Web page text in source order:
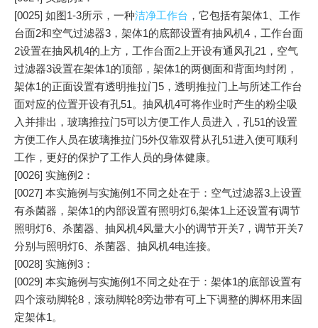
[0025] 如图1-3所示，一种洁净工作台 ，它包括有架体1、工作
台面2和空气过滤器3，架体1的底部设置有抽风机4，工作台面
2设置在抽风机4的上方，工作台面2上开设有通风孔21，空气
过滤器3设置在架体1的顶部，架体1的两侧面和背面均封闭，
架体1的正面设置有透明推拉门5，透明推拉门上与所述工作台
面对应的位置开设有孔51。抽风机4可将作业时产生的粉尘吸
入并排出，玻璃推拉门5可以方便工作人员进入，孔51的设置
方便工作人员在玻璃推拉门5外仅靠双臂从孔51进入便可顺利
工作，更好的保护了工作人员的身体健康。
[0026] 实施例2：
[0027] 本实施例与实施例1不同之处在于：空气过滤器3上设置
有杀菌器，架体1的内部设置有照明灯6,架体1上还设置有调节
照明灯6、杀菌器、抽风机4风量大小的调节开关7，调节开关7
分别与照明灯6、杀菌器、抽风机4电连接。
[0028] 实施例3：
[0029] 本实施例与实施例1不同之处在于：架体1的底部设置有
四个滚动脚轮8，滚动脚轮8旁边带有可上下调整的脚杯用来固
定架体1。